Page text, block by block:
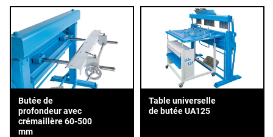
Butée de
profondeur avec
crémaillère 60-500
mm
Table universelle
de butée UA125